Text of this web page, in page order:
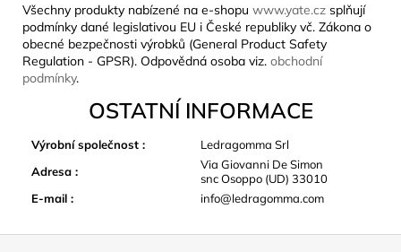
Všechny produkty nabízené na e-shopu www.yate.cz splňují
podmínky dané legislativou EU i České republiky vč. Zákona o
obecné bezpečnosti výrobků (General Product Safety
Regulation - GPSR). Odpovědná osoba viz. obchodní
podmínky.
OSTATNÍ INFORMACE
Výrobní společnost :
Ledragomma Srl
Adresa :
Via Giovanni De Simon
snc Osoppo (UD) 33010
E-mail : info@ledragomma.com